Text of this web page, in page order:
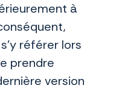
à
référer lors
prendre
version